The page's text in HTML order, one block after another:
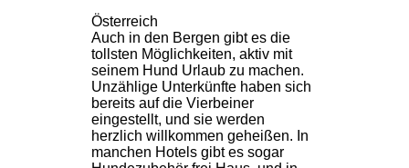
Österreich
Auch in den Bergen gibt es die
tollsten Möglichkeiten, aktiv mit
seinem Hund Urlaub zu machen.
Unzählige Unterkünfte haben sich
bereits auf die Vierbeiner
eingestellt, und sie werden
herzlich willkommen geheißen. In
manchen Hotels gibt es sogar